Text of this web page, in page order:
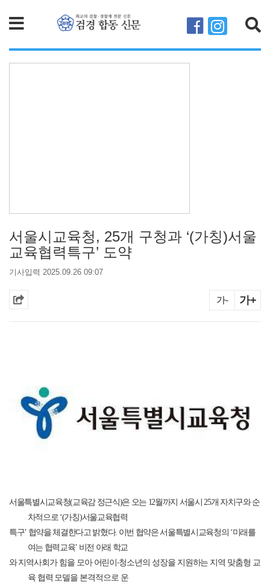
서울시교육청, 25개 구청과 ‘(가칭)서울
교육협력특구’ 도약
기사입력 2025.09.26 09:07
가- 가+
서울특별시교육청(교육감 정근식)은 오는 12월까지 서울시 25개 자치구와 순
차적으로 ‘(가칭)서울교육협력
특구’ 협약을 체결한다고 밝혔다. 이번 협약은 서울특별시교육청의 ‘미래를
여는 협력교육’ 비전 아래 학교
와지역사회가 힘을 모아 어린이 ‧청소년의 성장을 지원하는 지역 맞춤형 교
육 협력 모델을 본격적으로 운